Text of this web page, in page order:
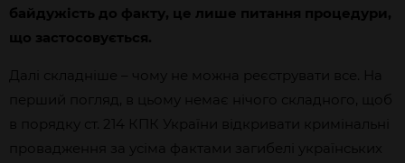
байдужість до факту, це лише питання процедури,
що застосовується.
Далі складніше – чому не можна реєструвати все. На
перший погляд, в цьому немає нічого складного, щоб
в порядку ст. 214 КПК України відкривати кримінальні
провадження за усіма фактами загибелі українських